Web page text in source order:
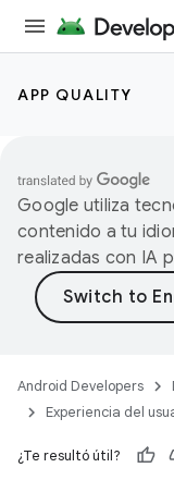
APP QUALITY
Google utiliza
contenido a tu
realizadas con IA
Android Developers
Experiencia del
¿Te resultó útil?